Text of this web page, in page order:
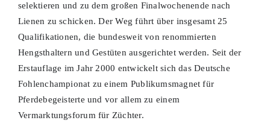
selektieren und zu dem großen Finalwochenende nach
Lienen zu schicken. Der Weg führt über insgesamt 25
Qualifikationen, die bundesweit von renommierten
Hengsthaltern und Gestüten ausgerichtet werden. Seit der
Erstauflage im Jahr 2000 entwickelt sich das Deutsche
Fohlenchampionat zu einem Publikumsmagnet für
Pferdebegeisterte und vor allem zu einem
Vermarktungsforum für Züchter.